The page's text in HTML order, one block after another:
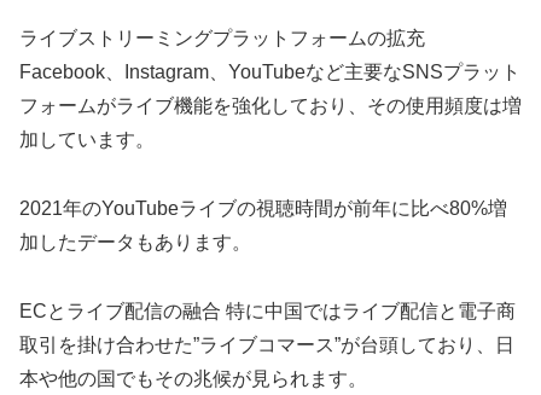
ライブストリーミングプラットフォームの拡充
Facebook、Instagram、YouTubeなど主要なSNSプラット
フォームがライブ機能を強化しており、その使用頻度は増
加しています。
2021年のYouTubeライブの視聴時間が前年に比べ80%増
加したデータもあります。
ECとライブ配信の融合 特に中国ではライブ配信と電子商
取引を掛け合わせた”ライブコマース”が台頭しており、日
本や他の国でもその兆候が見られます。